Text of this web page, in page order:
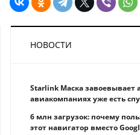
НОВОСТИ
Starlink Маска завоевывает
авиакомпаниях уже есть
6 млн загрузок: почему
этот навигатор вместо